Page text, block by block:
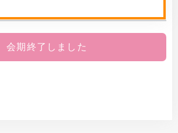
会期終了しました